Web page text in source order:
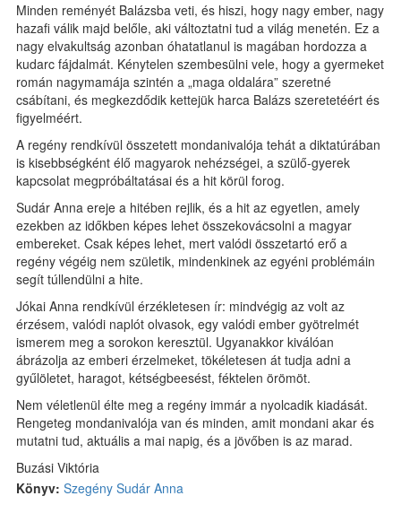
Minden reményét Balázsba veti, és hiszi, hogy nagy ember, nagy
hazafi válik majd belőle, aki változtatni tud a világ menetén. Ez a
nagy elvakultság azonban óhatatlanul is magában hordozza a
kudarc fájdalmát. Kénytelen szembesülni vele, hogy a gyermeket
román nagymamája szintén a „maga oldalára” szeretné
csábítani, és megkezdődik kettejük harca Balázs szeretetéért és
figyelméért.
A regény rendkívül összetett mondanivalója tehát a diktatúrában
is kisebbségként élő magyarok nehézségei, a szülő-gyerek
kapcsolat megpróbáltatásai és a hit körül forog.
Sudár Anna ereje a hitében rejlik, és a hit az egyetlen, amely
ezekben az időkben képes lehet összekovácsolni a magyar
embereket. Csak képes lehet, mert valódi összetartó erő a
regény végéig nem születik, mindenkinek az egyéni problémáin
segít túllendülni a hite.
Jókai Anna rendkívül érzékletesen ír: mindvégig az volt az
érzésem, valódi naplót olvasok, egy valódi ember gyötrelmét
ismerem meg a sorokon keresztül. Ugyanakkor kiválóan
ábrázolja az emberi érzelmeket, tökéletesen át tudja adni a
gyűlöletet, haragot, kétségbeesést, féktelen örömöt.
Nem véletlenül élte meg a regény immár a nyolcadik kiadását.
Rengeteg mondanivalója van és minden, amit mondani akar és
mutatni tud, aktuális a mai napig, és a jövőben is az marad.
Buzási Viktória
Könyv: Szegény Sudár Anna